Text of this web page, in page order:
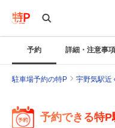
予約 詳細・注意事項
駐車場予約の特P 宇野気駅近
予約できる特P